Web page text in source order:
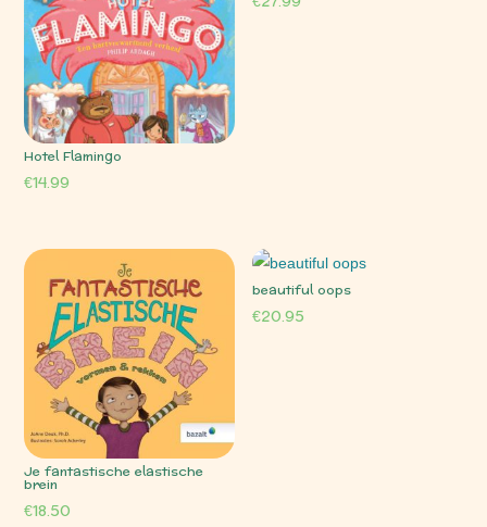
Hotel Flamingo
€14.99
Je fantastische elastische
brein
€18.50
beautiful oops
€20.95